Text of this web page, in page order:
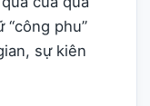
phu”
sự kiên